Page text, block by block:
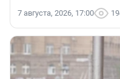
7 августа, 2026, 17:00